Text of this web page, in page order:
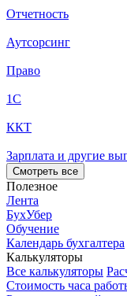
Отчетность
Аутсорсинг
Право
1С
ККТ
Зарплата и другие
Смотреть все
Полезное
Лента
БухУбер
Обучение
Календарь бухгалтера
Калькуляторы
Все калькуляторы
Стоимость часа